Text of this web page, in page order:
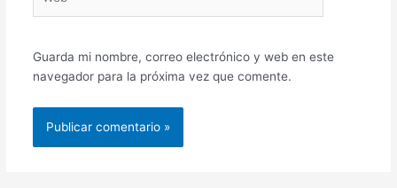
Guarda mi nombre, correo electrónico y web en este
navegador para la próxima vez que comente.